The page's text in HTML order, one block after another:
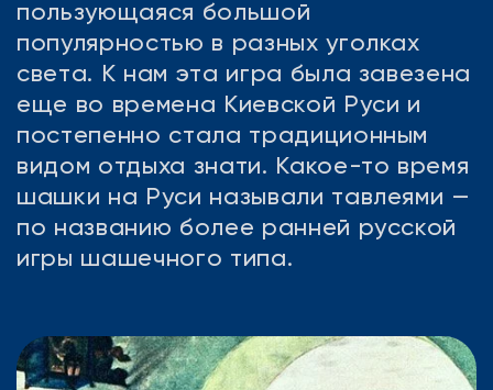
пользующаяся большой
популярностью в разных уголках
света. К нам эта игра была завезена
еще во времена Киевской Руси и
постепенно стала традиционным
видом отдыха знати. Какое-то время
шашки на Руси называли тавлеями —
по названию более ранней русской
игры шашечного типа.